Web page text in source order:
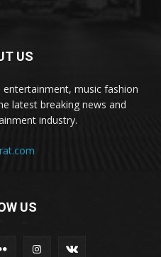
US
entertainment, music fashion
latest breaking news and
industry.
US